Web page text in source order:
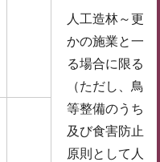
人工造林～更
かの施業と一
る場合に限る
（ただし、鳥
等整備のうち
及び食害防止
原則として人